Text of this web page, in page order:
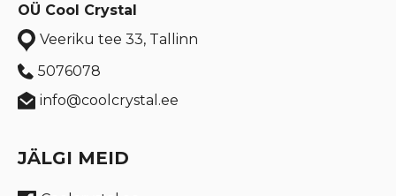
OÜ Cool Crystal
Veeriku tee 33, Tallinn
5076078
info@coolcrystal.ee
JÄLGI MEID